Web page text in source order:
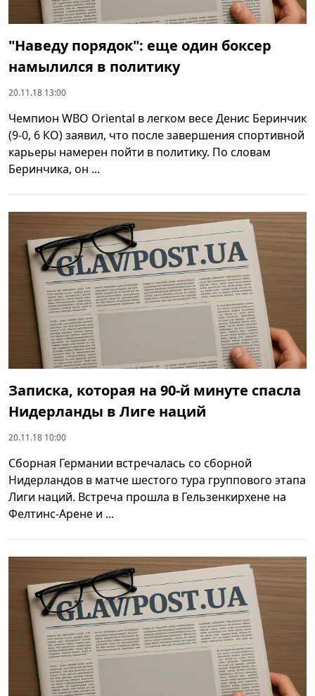
"Наведу порядок": еще один боксер
намылился в политику
20.11.18 13:00
Чемпион WBO Oriental в легком весе Денис Беринчик
(9-0, 6 КО) заявил, что после завершения спортивной
карьеры намерен пойти в политику. По словам
Беринчика, он ...
Записка, которая на 90-й минуте спасла
Нидерланды в Лиге наций
20.11.18 10:00
Сборная Германии встречалась со сборной
Нидерландов в матче шестого тура группового этапа
Лиги наций. Встреча прошла в Гельзенкирхене на
Фелтинс-Арене и ...